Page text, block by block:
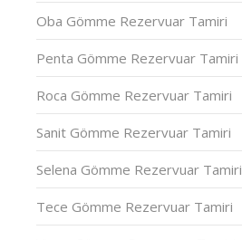
Oba Gömme Rezervuar Tamiri
Penta Gömme Rezervuar Tamiri
Roca Gömme Rezervuar Tamiri
Sanit Gömme Rezervuar Tamiri
Selena Gömme Rezervuar Tamiri
Tece Gömme Rezervuar Tamiri